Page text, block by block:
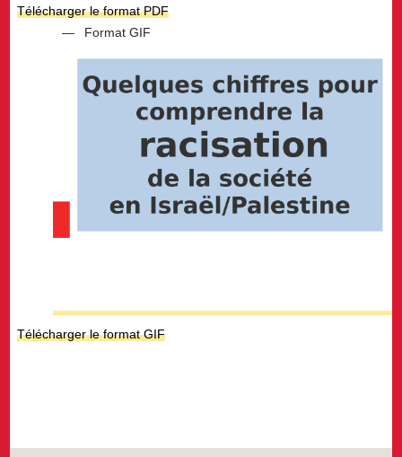
Télécharger le format PDF
Format GIF
Télécharger le format GIF